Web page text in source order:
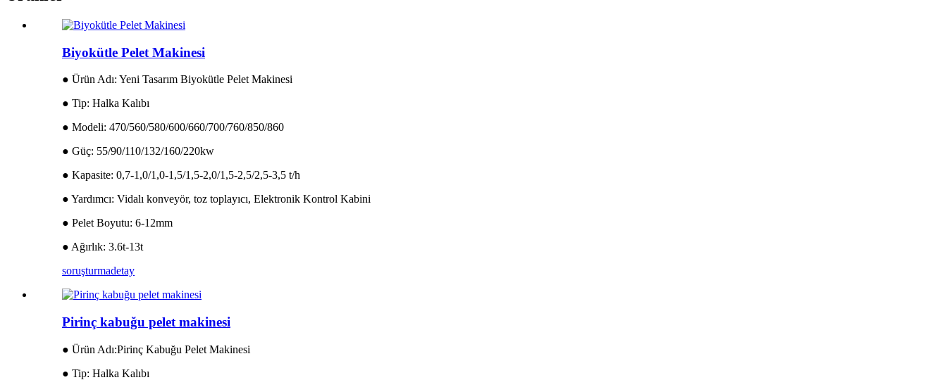
Biyokütle Pelet Makinesi
● Ürün Adı: Yeni Tasarım Biyokütle Pelet Makinesi
● Tip: Halka Kalıbı
● Modeli: 470/560/580/600/660/700/760/850/860
● Güç: 55/90/110/132/160/220kw
● Kapasite: 0,7-1,0/1,0-1,5/1,5-2,0/1,5-2,5/2,5-3,5 t/h
● Yardımcı: Vidalı konveyör, toz toplayıcı, Elektronik Kontrol Kabini
● Pelet Boyutu: 6-12mm
● Ağırlık: 3.6t-13t
soruşturmadetay
Pirinç kabuğu pelet makinesi
● Ürün Adı:Pirinç Kabuğu Pelet Makinesi
● Tip: Halka Kalıbı